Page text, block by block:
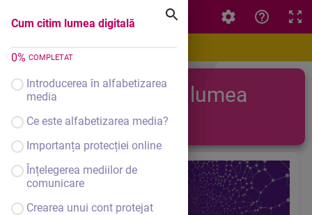
Cum citim lumea digitală
0% COMPLETAT
Introducerea în alfabetizarea
media
Ce este alfabetizarea media?
Importanța protecției online
Înțelegerea mediilor de
comunicare
Crearea unui cont protejat
Cum citim lumea digitală
Cum citim lumea
digitală